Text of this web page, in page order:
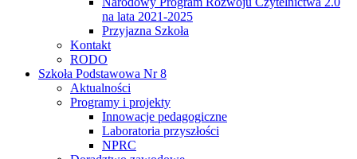
na lata 2021-2025
Przyjazna Szkoła
Kontakt
RODO
Szkoła Podstawowa Nr 8
Aktualności
Programy i projekty
Innowacje pedagogiczne
Laboratoria przyszłości
NPRC